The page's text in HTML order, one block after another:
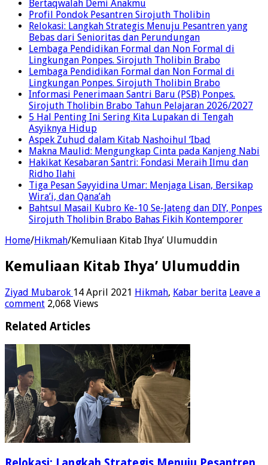
Permintaan Tak Terucap
Bertaqwalah Demi Anakmu
Profil Pondok Pesantren Sirojuth Tholibin
Relokasi: Langkah Strategis Menuju Pesantren yang
Bebas dari Senioritas dan Perundungan
Lembaga Pendidikan Formal dan Non Formal di
Lingkungan Ponpes. Sirojuth Tholibin Brabo
Lembaga Pendidikan Formal dan Non Formal di
Lingkungan Ponpes. Sirojuth Tholibin Brabo
Informasi Penerimaan Santri Baru (PSB) Ponpes.
Sirojuth Tholibin Brabo Tahun Pelajaran 2026/2027
5 Hal Penting Ini Sering Kita Lupakan di Tengah
Asyiknya Hidup
Aspek Zuhud dalam Kitab Nashoihul ‘Ibad
Makna Maulid: Mengungkap Cinta pada Kanjeng Nabi
Hakikat Kesabaran Santri: Fondasi Meraih Ilmu dan
Ridho Ilahi
Tiga Pesan Sayyidina Umar: Menjaga Lisan, Bersikap
Wira’i, dan Qana’ah
Bahtsul Masail Kubro Ke-10 Se-Jateng dan DIY, Ponpes
Kemuliaan Kitab Ihya’ Ulumuddin
Ziyad Mubarok 14 April 2021